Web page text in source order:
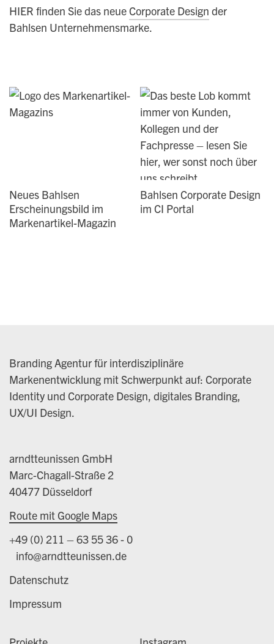
HIER finden Sie das neueCorporate Design der
Bahlsen Unternehmensmarke.
Neues Bahlsen
Erscheinungsbild im
Markenartikel-Magazin
Bahlsen Corporate Design
im CI Portal
Branding Agentur für interdisziplinäre
Markenentwicklung mit Schwerpunkt auf: Corporate
Identity und Corporate Design, digitales Branding,
UX/UI Design.
arndtteunissen GmbH
Marc-Chagall-Straße 2
40477 Düsseldorf
Route mit Google Maps
+49 (0) 211 – 63 55 36 - 0
info@arndtteunissen.de
Datenschutz
Impressum